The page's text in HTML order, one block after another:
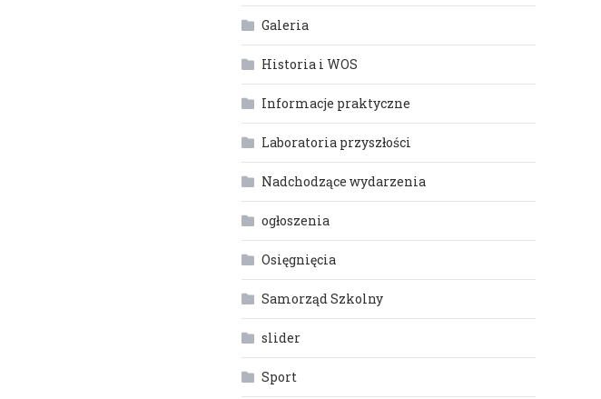
Galeria
Historia i WOS
Informacje praktyczne
Laboratoria przyszłości
Nadchodzące wydarzenia
ogłoszenia
Osięgnięcia
Samorząd Szkolny
slider
Sport